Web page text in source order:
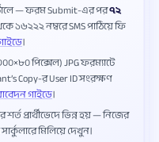
— ফরম Submit-এর পর৭২
১৬২২২ নম্বরে SMS পাঠিয়ে ফি
।
পিক্সেল) JPG ফরম্যাটে
Copy-র User ID সংরক্ষণ
গাইডে।
প্রার্থীভেদে ভিন্ন হয় — নিজের
মিলিয়ে দেখুন।